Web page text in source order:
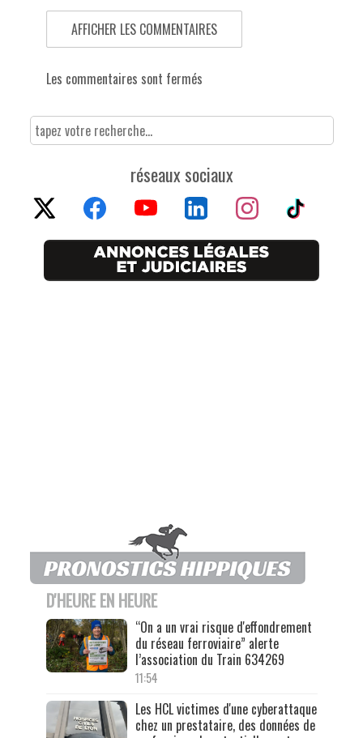
AFFICHER LES COMMENTAIRES
Les commentaires sont fermés
réseaux sociaux
D'HEURE EN HEURE
“On a un vrai risque d'effondrement
du réseau ferroviaire” alerte
l’association du Train 634269
11:54
Les HCL victimes d'une cyberattaque
chez un prestataire, des données de